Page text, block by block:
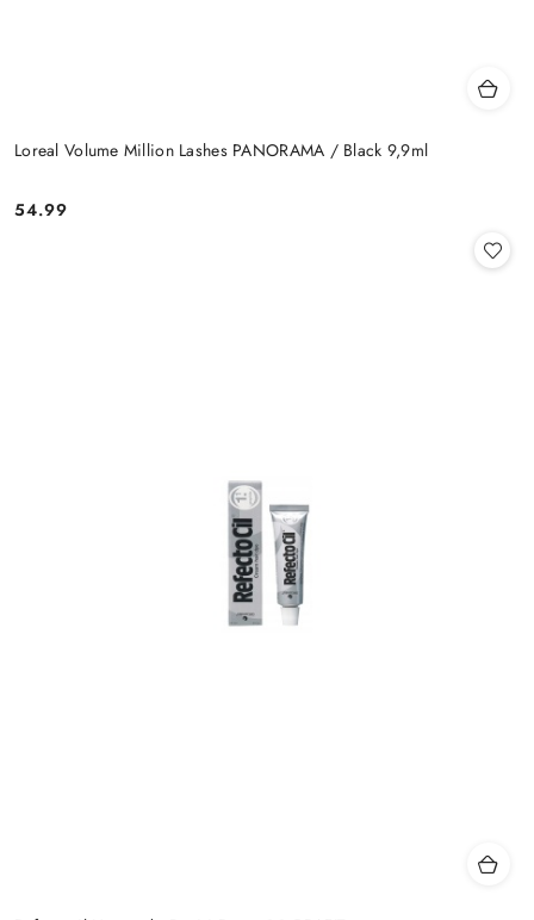
Loreal Volume Million Lashes PANORAMA / Black 9,9ml
Cena:
54.99